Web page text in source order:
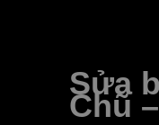
Sửa
Chũ